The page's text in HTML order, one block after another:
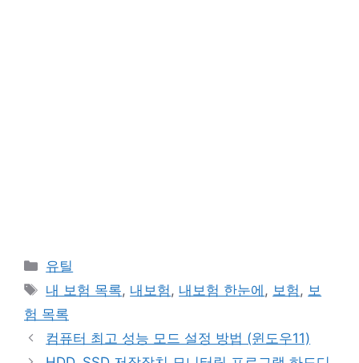
카
테
리
유틸
태
그
내 보험 목록, 내보험, 내보험 한눈에 , 보험, 보
험 목록
컴퓨터 최고 성능 모드 설정 방법 (윈도우11)